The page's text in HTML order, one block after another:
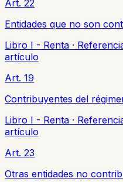
Art. 22
Entidades que no son
Libro I - Renta ·
artículo
Art. 19
Contribuyentes del
Libro I - Renta ·
artículo
Art. 23
Otras entidades no